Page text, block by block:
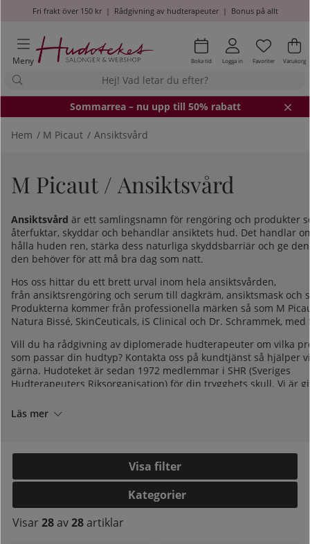
Fri frakt över 150 kr| Rådgivning av hudterapeuter| Bonus på allt
Meny Boka tid Logga in Antal i
.
Favoriter .
Varukorg
Sommarrea – nu upp till 50% rabatt
Hem M Picaut Ansiktsvård
M Picaut / Ansiktsvård
Ansiktsvård är ett samlingsnamn för rengöring och produkter
återfuktar, skyddar och behandlar ansiktets hud. Det handlar
hålla huden ren, stärka dess naturliga skyddsbarriär och ge
den behöver för att må bra dag som natt.
Hos oss hittar du ett brett urval inom hela ansiktsvården,
från ansiktsrengöring och serum till dagkräm, ansiktsmask och
Produkterna kommer från professionella märken så som M
Natura Bissé, SkinCeuticals, iS Clinical och Dr. Schrammek, med
Vill du ha rådgivning av diplomerade hudterapeuter om vilka
som passar din hudtyp? Kontakta oss på kundtjänst så hjälper
gärna. Hudoteket är sedan 1972 medlemmar i SHR (Sveriges
Hudterapeuters Riksorganisation) för din trygghets skull. Vi är
säkerhet ska få äkta varor.
Läs mer
Filtrera
Kategorier
Visar 28av28artiklar